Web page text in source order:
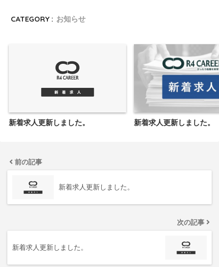
CATEGORY : お知らせ
新着求人更新しました。 新着求人更新しました。
前の記事
新着求人更新しました。
次の記事
新着求人更新しました。